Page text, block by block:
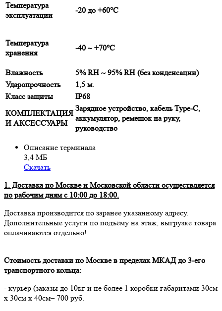
Температура
эксплуатации
-20 до +60°C
Температура
хранения
-40 ~ +70°C
Влажность
5% RH ~ 95% RH (без конденсации)
Ударопрочность
1,5 м.
Класс защиты
IP68
КОМПЛЕКТАЦИЯ
И АКСЕССУАРЫ
Зарядное устройство, кабель Type-C,
аккумулятор, ремешок на руку,
руководство
Описание терминала
3,4 МБ
Скачать
1. Доставка по Москве и Московской области осуществляется
по рабочим дням с 10:00 до 18:00.
Доставка производится по заранее указанному адресу.
Дополнительные услуги по подъёму на этаж, выгрузке товара
оплачиваются отдельно!
Стоимость доставки по Москве в пределах МКАД до 3-его
транспортного кольца:
- курьер (заказы до 10кг и не более 1 коробки габаритами 30см
х 30см х 40см– 700 руб.